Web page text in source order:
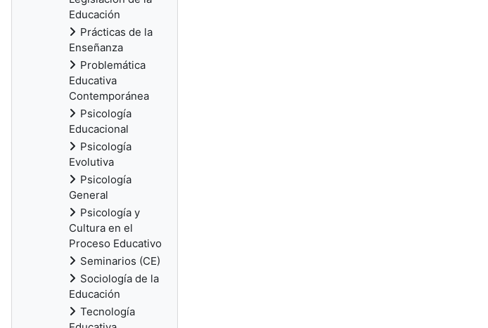
Educación
Prácticas de la
Enseñanza
Problemática
Educativa
Contemporánea
Psicología
Educacional
Psicología
Evolutiva
Psicología
General
Psicología y
Cultura en el
Proceso Educativo
Seminarios (CE)
Sociología de la
Educación
Tecnología